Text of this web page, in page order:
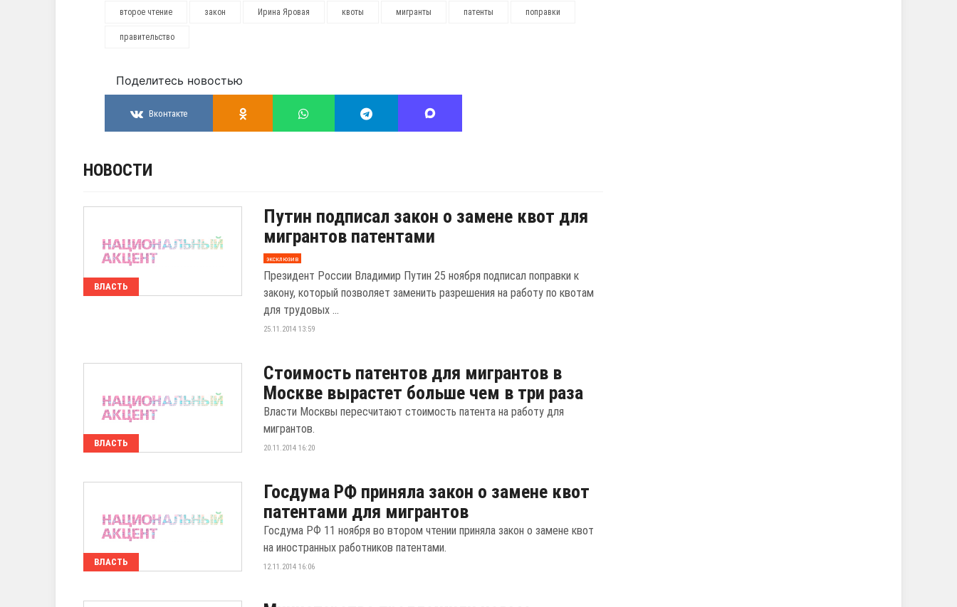
второе чтение закон Ирина Яровая квоты мигранты патенты поправки
правительство
Поделитесь новостью
Вконтакте
НОВОСТИ
ВЛАСТЬ
Путин подписал закон о замене квот для
мигрантов патентами
эксклюзив
Президент России Владимир Путин 25 ноября подписал поправки к
закону, который позволяет заменить разрешения на работу по квотам
для трудовых ...
25.11.2014 13:59
ВЛАСТЬ
Стоимость патентов для мигрантов в
Москве вырастет больше чем в три раза
Власти Москвы пересчитают стоимость патента на работу для
мигрантов.
20.11.2014 16:20
ВЛАСТЬ
Госдума РФ приняла закон о замене квот
патентами для мигрантов
Госдума РФ 11 ноября во втором чтении приняла закон о замене квот
на иностранных работников патентами.
12.11.2014 16:06